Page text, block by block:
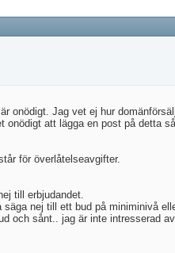
onödigt. Jag vet ej hur
att lägga en post på detta
för överlåtelseavgifter.
till erbjudandet.
nej till ett bud på miniminivå
och sånt.. jag är inte intresserad